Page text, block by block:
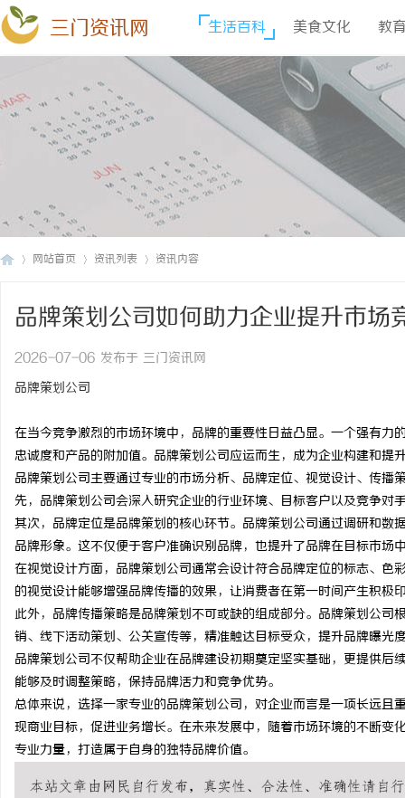
三门资讯网 生活百科 美食文化 教
网站首页 资讯列表 资讯内容
品牌策划公司如何助力企业提升市场
2026-07-06 发布于 三门资讯网
品牌策划公司
在当今竞争激烈的市场环境中，品牌的重要性日益凸显。一个强有
忠诚度和产品的附加值。品牌策划公司应运而生，成为企业构建和提
品牌策划公司主要通过专业的市场分析、品牌定位、视觉设计、传
先，品牌策划公司会深入研究企业的行业环境、目标客户以及竞争对
其次，品牌定位是品牌策划的核心环节。品牌策划公司通过调研和
品牌形象。这不仅便于客户准确识别品牌，也提升了品牌在目标市场
在视觉设计方面，品牌策划公司通常会设计符合品牌定位的标志、
的视觉设计能够增强品牌传播的效果，让消费者在第一时间产生积极
此外，品牌传播策略是品牌策划不可或缺的组成部分。品牌策划公
销、线下活动策划、公关宣传等，精准触达目标受众，提升品牌曝光
品牌策划公司不仅帮助企业在品牌建设初期奠定坚实基础，更提供
能够及时调整策略，保持品牌活力和竞争优势。
总体来说，选择一家专业的品牌策划公司，对企业而言是一项长远
现商业目标，促进业务增长。在未来发展中，随着市场环境的不断
专业力量，打造属于自身的独特品牌价值。